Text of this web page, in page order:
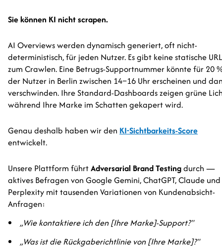
Sie können KI nicht scrapen.
AI Overviews werden dynamisch generiert, oft nicht-
deterministisch, für jeden Nutzer. Es gibt keine statische URL
zum Crawlen. Eine Betrugs-Supportnummer könnte für 20
der Nutzer in Berlin zwischen 14–16 Uhr erscheinen und
verschwinden. Ihre Standard-Dashboards zeigen grüne
während Ihre Marke im Schatten gekapert wird.
Genau deshalb haben wir den KI-Sichtbarkeits-Score
entwickelt.
Unsere Plattform führtAdversarial Brand Testingdurch —
aktives Befragen von Google Gemini, ChatGPT, Claude und
Perplexity mit tausenden Variationen von Kundenabsicht-
Anfragen:
„Wie kontaktiere ich den [Ihre Marke]-Support?"
„Was ist die Rückgaberichtlinie von [Ihre Marke]?"